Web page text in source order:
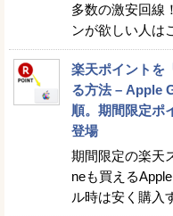
多数の激安回線
ンが欲しい人は
楽天ポイントを
る方法 – Apple
順。期間限定ポ
登場
期間限定の楽天
neも買える
ル時は安く購入